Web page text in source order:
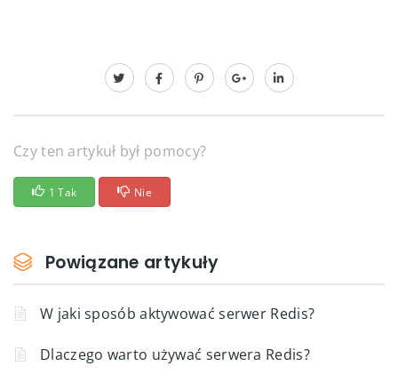
Czy ten artykuł był pomocy?
1 Tak Nie
Powiązane artykuły
W jaki sposób aktywować serwer Redis?
Dlaczego warto używać serwera Redis?